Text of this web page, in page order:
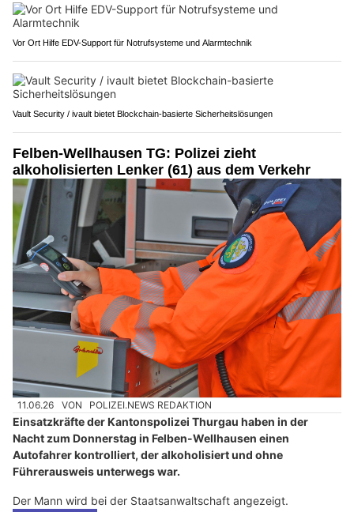
Vor Ort Hilfe EDV-Support für Notrufsysteme und Alarmtechnik
Vault Security / ivault bietet Blockchain-basierte Sicherheitslösungen
Felben-Wellhausen TG: Polizei zieht
alkoholisierten Lenker (61) aus dem Verkehr
11.06.26 VON POLIZEI.NEWS REDAKTION
Einsatzkräfte der Kantonspolizei Thurgau haben in der
Nacht zum Donnerstag in Felben-Wellhausen einen
Autofahrer kontrolliert, der alkoholisiert und ohne
Führerausweis unterwegs war.
Der Mann wird bei der Staatsanwaltschaft angezeigt.